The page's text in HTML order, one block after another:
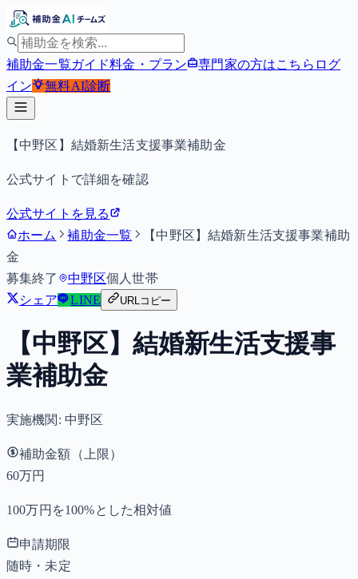
補助金一覧ガイド料金・プラン 専門家の方はこちら ログ
イン
無料AI診断
【中野区】結婚新生活支援事業補助金
公式サイトで詳細を確認
公式サイトを見る
ホーム
補助金一覧
【中野区】結婚新生活支援事業補助
金
募集終了
中野区個人世帯
シェア
LINE URLコピー
【中野区】結婚新生活支援事
業補助金
実施機関: 中野区
補助金額（上限）
60万円
100万円を100%とした相対値
申請期限
随時・未定